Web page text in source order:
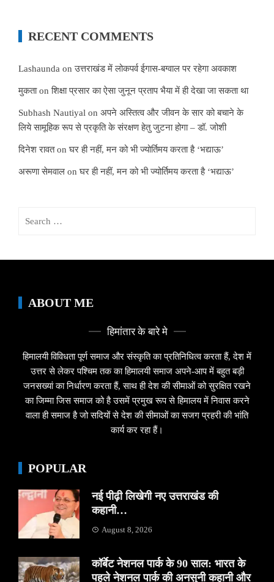
RECENT COMMENTS
Lashaunda onउत्तराखंड में लोकपर्व ईगास-बग्वाल पर रहेगा अवकाश
मुकताonशिक्षा प्रसार का ऐसा जुनून प्रताप भैया में ही देखा जा सकता था
Subhash Nautiyal on अपने अस्तित्व और जीवन के सार को बचाने के
लिये सामूहिक रूप से प्रकृति के संरक्षण हेतु जुटना होगा – डॉ. जोशी
दिनेश रावतonघर ही नहीं, मन को भी ज्योर्तिमय करता है ‘भद्याऊ’
अरूणा सेमवाल onघर ही नहीं, मन को भी ज्योर्तिमय करता है ‘भद्याऊ’
ABOUT ME
हिमांतार के बारे मे
हिमालयी विविधता पूर्ण समाज और संस्कृति का प्रतिनिधित्व करता हैं, देश में
उत्तर से लेकर पश्चिम तक का हिमालयी समाज अपने-आप में बहुत बड़ी
जनसख्यां का निर्धारण करता हैं, साथ ही देश की सीमाओं को सुरक्षित रखने
का जिम्मा जिस समाज को है उसमें प्रमुख रूप से हिमालय में निवास करने
वाला ही समाज है जो सदियों से देश की सीमाओं का सजग प्रहरी की भांति
कार्य कर रहा हैं।
POPULAR
नई पीढ़ी लिखेगी नए उत्तराखंड की
कहानी…
August 8, 2026
कॉर्बेट नेशनल पार्क के 90 साल: भारत के
पहले नेशनल पार्क की अनसुनी कहानी और